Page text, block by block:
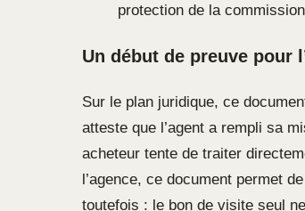
protection de la commission
Un début de preuve pour
Sur le plan juridique, ce
atteste que l’agent a rempli sa
acheteur tente de traiter
l’agence, ce document permet
toutefois : le bon de visite seul